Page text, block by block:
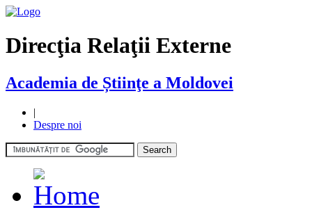
Direcţia Relaţii Externe
Academia de Știinţe a Moldovei
|
Despre noi